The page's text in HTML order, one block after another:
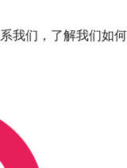
我们，了解我们如何